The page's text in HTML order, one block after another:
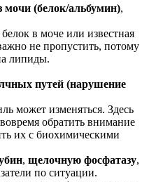
мочи (белок/альбумин),
белок в моче или известная
не пропустить, потому
липиды.
путей (нарушение
может изменяться. Здесь
обратить внимание
их с биохимическими
, щелочную фосфатазу,
по ситуации.